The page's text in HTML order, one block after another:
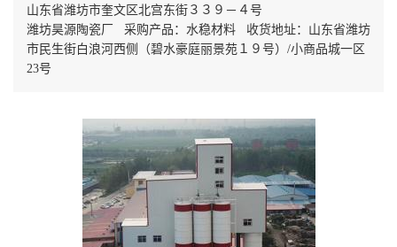
山东省潍坊市奎文区北宫东街３３９－４号
潍坊昊源陶瓷厂 采购产品：水稳材料 收货地址：山东省潍坊
市民生街白浪河西侧（碧水豪庭丽景苑１９号）/小商品城一区
23号